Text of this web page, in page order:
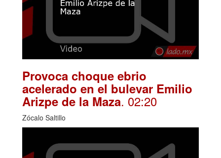
Provoca choque ebrio
acelerado en el bulevar Emilio
Arizpe de la Maza. 02:20
Zócalo Saltillo